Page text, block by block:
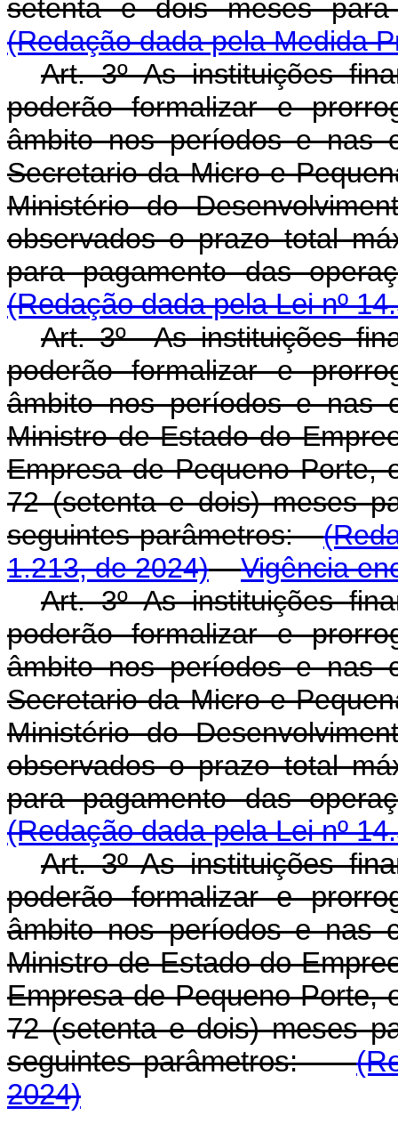
setenta e dois meses
(Redação dada pela Medida
Art. 3º As instituições
poderão formalizar e
âmbito nos períodos e nas
Secretario da Micro e
Ministério do
observados o prazo total
para pagamento das
(Redação dada pela Lei nº
Art. 3º As instituições
poderão formalizar e
âmbito nos períodos e nas
Ministro de Estado do
Empresa de Pequeno Porte,
72 (setenta e dois) meses
seguintes parâmetros:
1.213, de 2024)
Vigência
Art. 3º As instituições
poderão formalizar e
âmbito nos períodos e nas
Secretario da Micro e
Ministério do
observados o prazo total
para pagamento das
(Redação dada pela Lei nº
Art. 3º As instituições
poderão formalizar e
âmbito nos períodos e nas
Ministro de Estado do
Empresa de Pequeno Porte,
72 (setenta e dois) meses
seguintes parâmetros:
2024)